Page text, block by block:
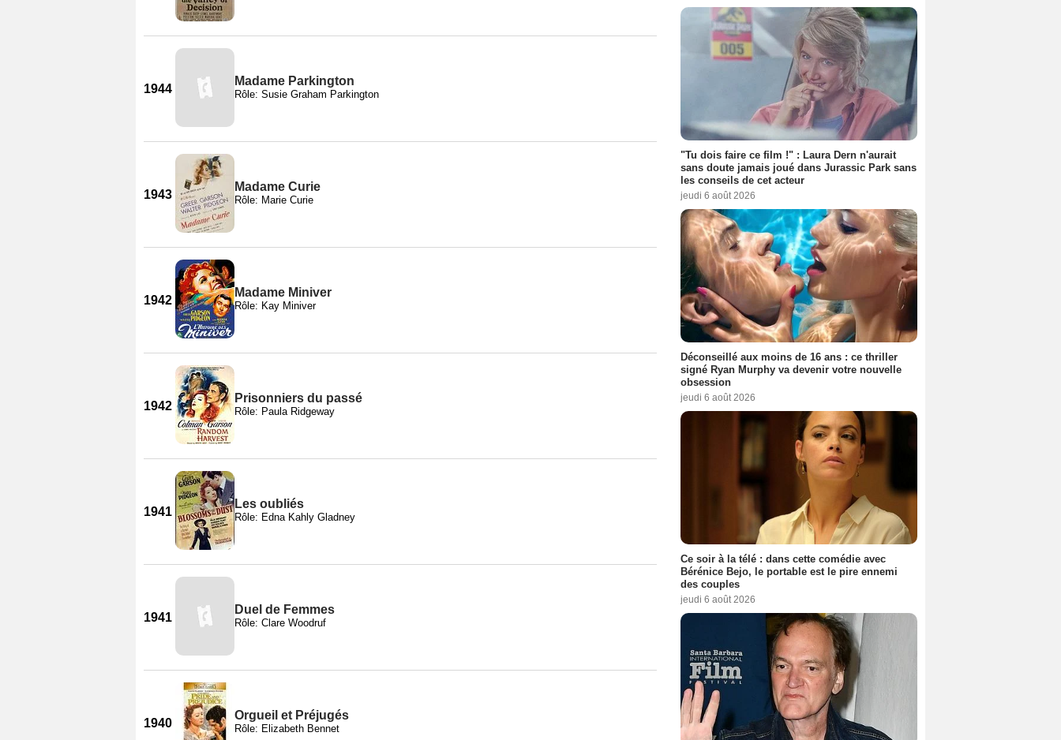
1944
Madame Parkington
Rôle: Susie Graham Parkington
1943
Madame Curie
Rôle: Marie Curie
1942
Madame Miniver
Rôle: Kay Miniver
1942
Prisonniers du passé
Rôle: Paula Ridgeway
1941
Les oubliés
Rôle: Edna Kahly Gladney
1941
Duel de Femmes
Rôle: Clare Woodruf
1940
Orgueil et Préjugés
Rôle: Elizabeth Bennet
"Tu dois faire ce film !" : Laura Dern n'aurait
sans doute jamais joué dans Jurassic Park sans
les conseils de cet acteur
jeudi 6 août 2026
Déconseillé aux moins de 16 ans : ce thriller
signé Ryan Murphy va devenir votre nouvelle
obsession
jeudi 6 août 2026
Ce soir à la télé : dans cette comédie avec
Bérénice Bejo, le portable est le pire ennemi
des couples
jeudi 6 août 2026